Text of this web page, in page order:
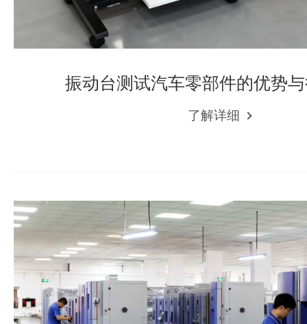
振动台测试汽车零部件的优势
了解详细